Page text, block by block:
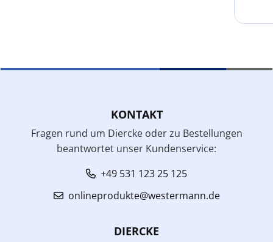
KONTAKT
Fragen rund um Diercke oder zu Bestellungen
beantwortet unser Kundenservice:
+49 531 123 25 125
onlineprodukte@westermann.de
DIERCKE